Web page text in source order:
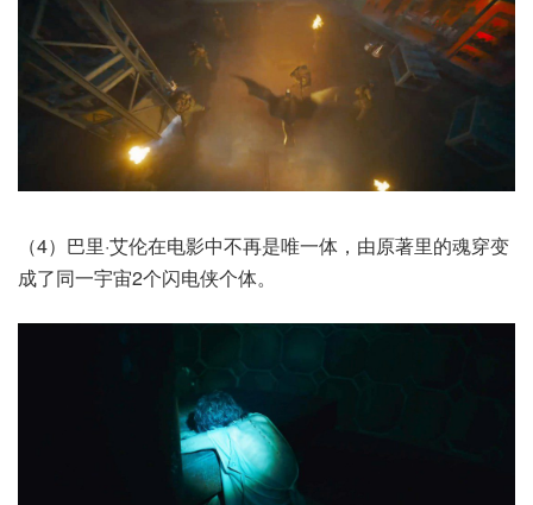
（4）巴里·艾伦在电影中不再是唯一体，由原著里的魂穿变
成了同一宇宙2个闪电侠个体。